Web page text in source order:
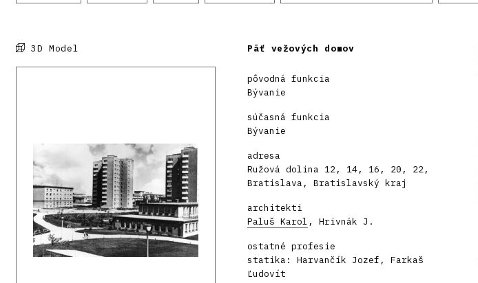
Päť vežových domov
pôvodná funkcia
Bývanie
súčasná funkcia
Bývanie
adresa
Ružová dolina 12, 14, 16, 20, 22,
Bratislava, Bratislavský kraj
architekti
Paluš Karol , Hrivnák J.
ostatné profesie
statika: Harvančík Jozef, Farkaš
Ľudovít
3D Model